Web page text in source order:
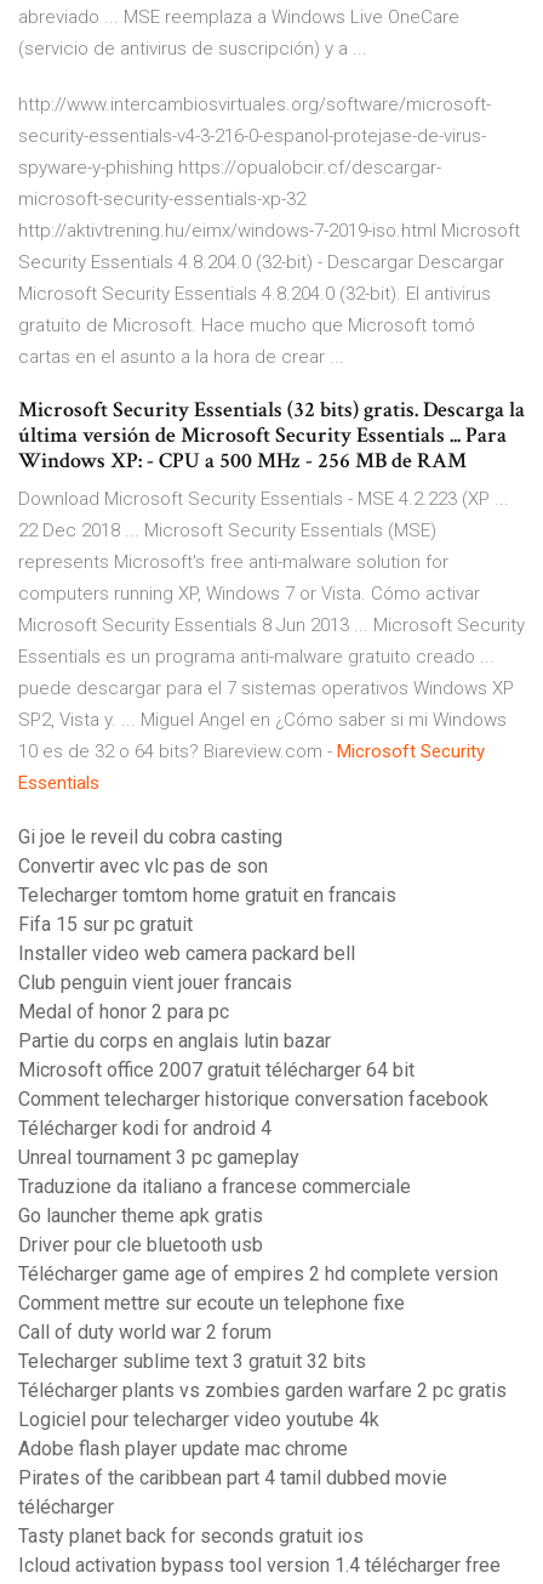
abreviado ... MSE reemplaza a Windows Live OneCare
(servicio de antivirus de suscripción) y a ...
http://www.intercambiosvirtuales.org/software/microsoft-
security-essentials-v4-3-216-0-espanol-protejase-de-virus-
spyware-y-phishing https://opualobcir.cf/descargar-
microsoft-security-essentials-xp-32
http://aktivtrening.hu/eimx/windows-7-2019-iso.html Microsoft
Security Essentials 4.8.204.0 (32-bit) - Descargar Descargar
Microsoft Security Essentials 4.8.204.0 (32-bit). El antivirus
gratuito de Microsoft. Hace mucho que Microsoft tomó
cartas en el asunto a la hora de crear ...
Microsoft Security Essentials (32 bits) gratis. Descarga la
última versión de Microsoft Security Essentials ... Para
Windows XP: - CPU a 500 MHz - 256 MB de RAM
Download Microsoft Security Essentials - MSE 4.2.223 (XP ...
22 Dec 2018 ... Microsoft Security Essentials (MSE)
represents Microsoft's free anti-malware solution for
computers running XP, Windows 7 or Vista. Cómo activar
Microsoft Security Essentials 8 Jun 2013 ... Microsoft Security
Essentials es un programa anti-malware gratuito creado ...
puede descargar para el 7 sistemas operativos Windows XP
SP2, Vista y. ... Miguel Angel en ¿Cómo saber si mi Windows
10 es de 32 o 64 bits? Biareview.com - Microsoft Security
Essentials
Gi joe le reveil du cobra casting
Convertir avec vlc pas de son
Telecharger tomtom home gratuit en francais
Fifa 15 sur pc gratuit
Installer video web camera packard bell
Club penguin vient jouer francais
Medal of honor 2 para pc
Partie du corps en anglais lutin bazar
Microsoft office 2007 gratuit télécharger 64 bit
Comment telecharger historique conversation facebook
Télécharger kodi for android 4
Unreal tournament 3 pc gameplay
Traduzione da italiano a francese commerciale
Go launcher theme apk gratis
Driver pour cle bluetooth usb
Télécharger game age of empires 2 hd complete version
Comment mettre sur ecoute un telephone fixe
Call of duty world war 2 forum
Telecharger sublime text 3 gratuit 32 bits
Télécharger plants vs zombies garden warfare 2 pc gratis
Logiciel pour telecharger video youtube 4k
Adobe flash player update mac chrome
Pirates of the caribbean part 4 tamil dubbed movie
télécharger
Tasty planet back for seconds gratuit ios
Icloud activation bypass tool version 1.4 télécharger free